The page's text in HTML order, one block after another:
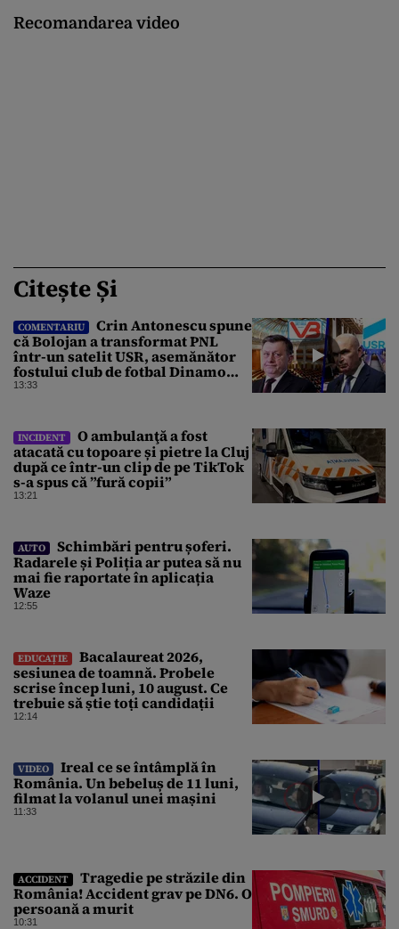
Recomandarea video
Citește Și
COMENTARIU
Crin Antonescu spune
că Bolojan a transformat PNL
într-un satelit USR, asemănător
fostului club de fotbal Dinamo
Victoria, care a aparținut Miliției
13:33
INCIDENT
O ambulanţă a fost
atacată cu topoare și pietre la Cluj
după ce într-un clip de pe TikTok
s-a spus că ”fură copii”
13:21
AUTO
Schimbări pentru șoferi.
Radarele și Poliția ar putea să nu
mai fie raportate în aplicația
Waze
12:55
EDUCAȚIE
Bacalaureat 2026,
sesiunea de toamnă. Probele
scrise încep luni, 10 august. Ce
trebuie să știe toți candidații
12:14
VIDEO
Ireal ce se întâmplă în
România. Un bebeluș de 11 luni,
filmat la volanul unei mașini
11:33
ACCIDENT
Tragedie pe străzile din
România! Accident grav pe DN6. O
persoană a murit
10:31